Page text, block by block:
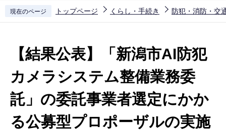
現在のページ トップページ くらし・手続き 防犯・消防・交
【結果公表】「新潟市AI防犯
カメラシステム整備業務委
託」の委託事業者選定にかか
る公募型プロポーザルの実施